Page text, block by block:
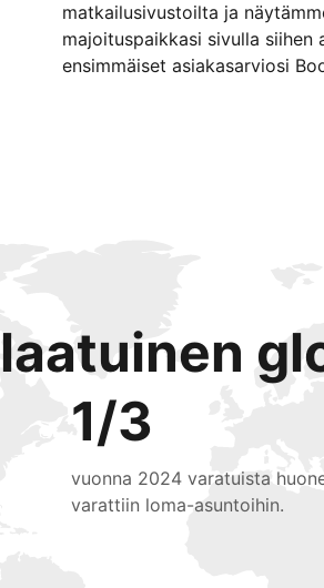
matkailusivustoilta ja
majoituspaikkasi sivulla siihen
ensimmäiset asiakasarviosi
1/3
vuonna 2024 varatuista
varattiin loma-asuntoihin.